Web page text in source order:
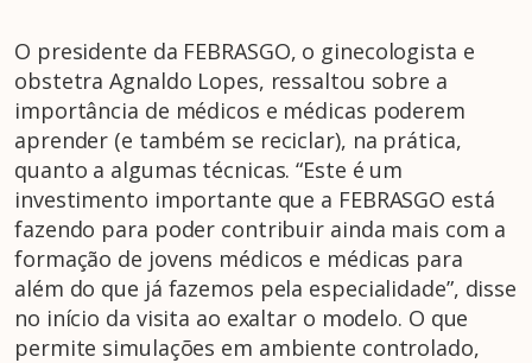
O presidente da FEBRASGO, o ginecologista e
obstetra Agnaldo Lopes, ressaltou sobre a
importância de médicos e médicas poderem
aprender (e também se reciclar), na prática,
quanto a algumas técnicas. “Este é um
investimento importante que a FEBRASGO está
fazendo para poder contribuir ainda mais com a
formação de jovens médicos e médicas para
além do que já fazemos pela especialidade”, disse
no início da visita ao exaltar o modelo. O que
permite simulações em ambiente controlado,